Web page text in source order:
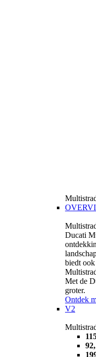
Ducati
biedt
Met de
groter.
Ontdek
V2